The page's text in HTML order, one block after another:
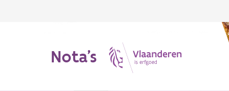
Nota's